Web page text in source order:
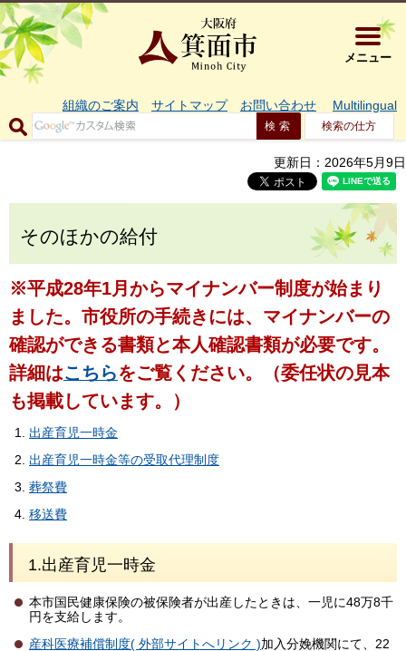
大阪府箕
メニュー
組織のご案内 サイトマップ お問い合わせ Multilingual
検索の仕方
更新日：2026年5月9日
そのほかの給付
※平成28年1月からマイナンバー制度が始まり
ました。市役所の手続きには、マイナンバーの
確認ができる書類と本人確認書類が必要です。
詳細はこちらをご覧ください。（委任状の見本
も掲載しています。）
出産育児一時金
出産育児一時金等の受取代理制度
葬祭費
移送費
1.出産育児一時金
本市国民健康保険の被保険者が出産したときは、一児に48万8千
円を支給します。
産科医療補償制度( 外部サイトへリンク )加入分娩機関にて、22